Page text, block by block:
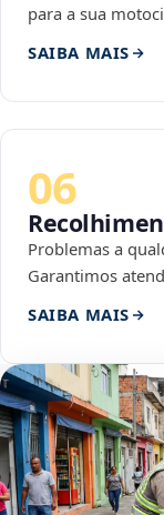
para a sua
SAIBA MAIS
06
Problemas a
Garantimos
SAIBA MAIS